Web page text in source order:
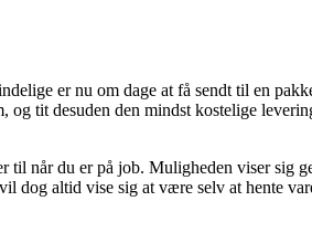
er nu om dage at få sendt til en
tit desuden den mindst kostelige
når du er på job. Muligheden viser sig
dog altid vise sig at være selv at hente